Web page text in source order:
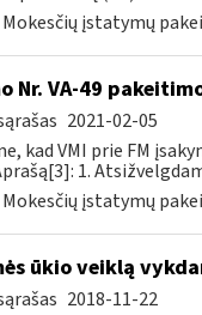
Mokesčių įstatymų
Nr. VA-49
2021-02-05
kad VMI prie FM
1.
Mokesčių įstatymų
ūkio veiklą
2018-11-22